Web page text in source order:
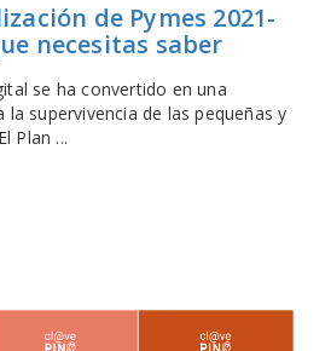
de Pymes 2021-
necesitas saber
se ha convertido en una
la supervivencia de las pequeñas y
Plan ...